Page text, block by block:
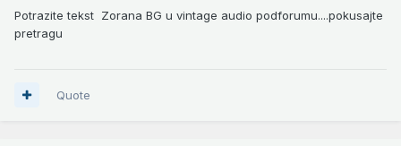
Potrazite tekst Zorana BG u vintage audio podforumu....pokusajte
pretragu
Quote